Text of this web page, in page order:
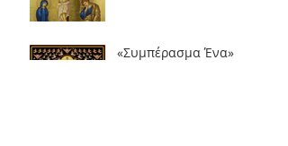
«Συμπέρασμα Ένα»